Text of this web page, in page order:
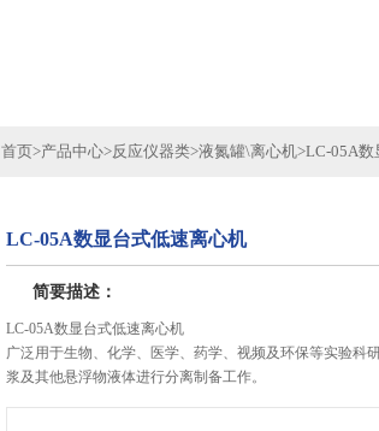
首页>产品中心>反应仪器类>液氮罐\离心机>LC-05A
LC-05A数显台式低速离心机
简要描述：
LC-05A数显台式低速离心机
广泛用于生物、化学、医学、药学、视频及环保等实验科
浆及其他悬浮物液体进行分离制备工作。